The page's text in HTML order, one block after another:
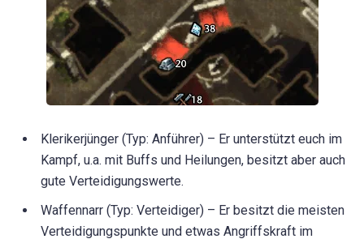
Klerikerjünger (Typ: Anführer) – Er unterstützt euch im
Kampf, u.a. mit Buffs und Heilungen, besitzt aber auch
gute Verteidigungswerte.
Waffennarr (Typ: Verteidiger) – Er besitzt die meisten
Verteidigungspunkte und etwas Angriffskraft im